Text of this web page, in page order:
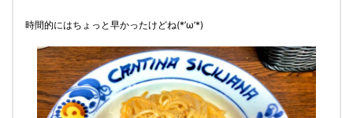
時間的にはちょっと早かったけどね(*’ω’*)